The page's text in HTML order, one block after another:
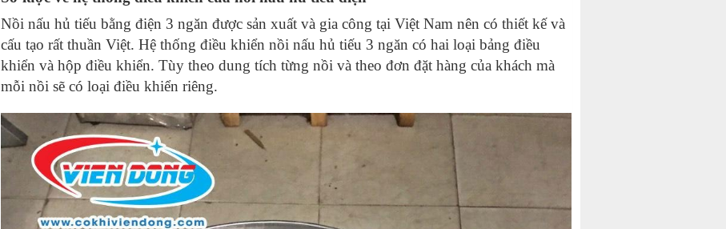
Nồi nấu hủ tiếu bằng điện 3 ngăn được sản xuất và gia công tại Việt Nam nên có thiết kế và
cấu tạo rất thuần Việt. Hệ thống điều khiển nồi nấu hủ tiếu 3 ngăn có hai loại bảng điều
khiển và hộp điều khiển. Tùy theo dung tích từng nồi và theo đơn đặt hàng của khách mà
mỗi nồi sẽ có loại điều khiển riêng.